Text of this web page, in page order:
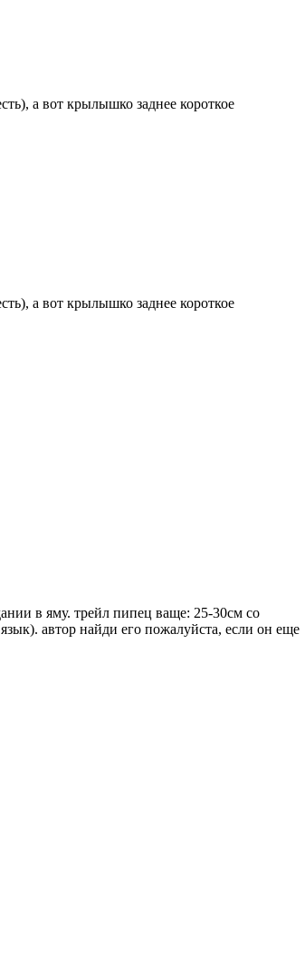
а вот крылышко заднее короткое
а вот крылышко заднее короткое
в яму. трейл пипец ваще: 25-30см со
автор найди его пожалуйста, если он еще